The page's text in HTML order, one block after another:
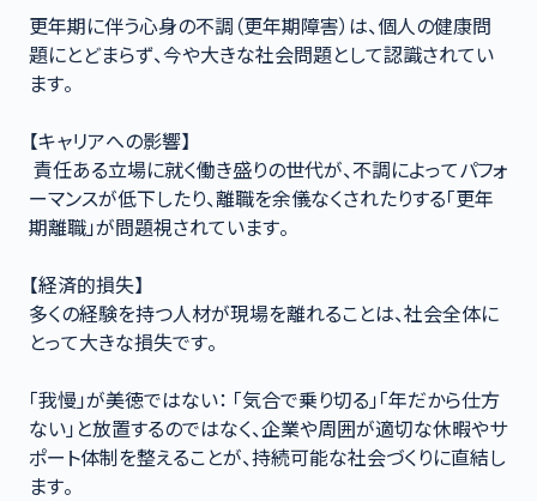
更年期に伴う心身の不調（更年期障害）は、個人の健康問
題にとどまらず、今や大きな社会問題として認識されてい
ます。
【キャリアへの影響】
ーマンスが低下したり、離職を余儀なくされたりする「更年
期離職」が問題視されています。
【経済的損失】
多くの経験を持つ人材が現場を離れることは、社会全体に
とって大きな損失です。
「我慢」が美徳ではない： 「気合で乗り切る」「年だから仕方
ない」と放置するのではなく、企業や周囲が適切な休暇やサ
ポート体制を整えることが、持続可能な社会づくりに直結し
ます。